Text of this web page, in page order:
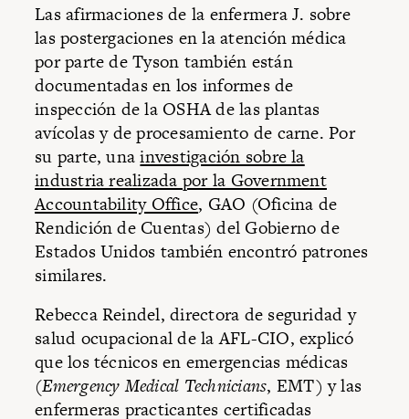
Las afirmaciones de la enfermera J. sobre
las postergaciones en la atención médica
por parte de Tyson también están
documentadas en los informes de
inspección de la OSHA de las plantas
avícolas y de procesamiento de carne. Por
su parte, unainvestigación sobre la
industria realizada por la Government
Accountability Office, GAO (Oficina de
Rendición de Cuentas) del Gobierno de
Estados Unidos también encontró patrones
similares.
Rebecca Reindel, directora de seguridad y
salud ocupacional de la AFL-CIO, explicó
que los técnicos en emergencias médicas
(Emergency Medical Technicians, EMT) y las
enfermeras practicantes certificadas